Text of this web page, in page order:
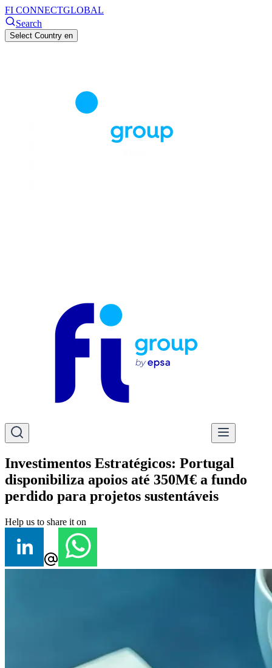
FI CONNECTGLOBAL
Search
Select Country en
Investimentos Estratégicos: Portugal
disponibiliza apoios até 350M€ a fundo
perdido para projetos sustentáveis
Help us to share it on